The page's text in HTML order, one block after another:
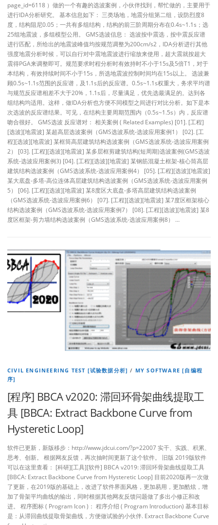
page_id=6118 ）做的一个有趣的选波案例，小伙伴找到，帮忙做的，主要用于
进行IDA分析研究。 基本信息如下： 三类场地，地震分组第二组，设防烈度8
度，结构阻尼0.05；一共有多组结构，结构的前三阶周期分布在0.4s~1.1s；选
25组地震波，多组模型公用。 GMS选波信息： 选波按中震选，按中震反应谱
进行匹配，所给出的地震波峰值均按规范调整为200cm/s2，IDA分析进行其他
强度地震分析时候，可以自行对中震地震波进行缩放来使用，超大震就按超大
震得PGA来调整即可。规范要求时程分析时有效持时不小于15s及5倍T1，对于
本结构，有效持续时间不小于15s，所选地震波控制时间均在15s以上。 选波兼
顾0.5s~1.1s范围的反应谱，及1.1s后的反应谱。0.5s~1.1s权重大，务求平均谱
与规范反应谱相差不大于20%，1.1s后，尽量满足，优先选最满足的。达到各
组结构均适用。这样，做IDA分析也方便不同模型之间进行对比分析。如下是本
次选波的反应谱结果。可见，在结构主要周期范围内（0.5s~1.5s）内，反应谱
吻合很好。 GMS选波 反应谱对： 相关案例 ( Related Examples) [01]. [工程]
[选波][地震波] 某超高层选波案例（GMS选波系统-选波应用案例1） [02]. [工
程][选波][地震波] 某框筒高层建筑结构选波案例（GMS选波系统-选波应用案例
2） [03]. [工程][选波][地震波] 某多层框剪建筑结构(短周期)选波案例(GMS选波
系统-选波应用案例3) [04]. [工程][选波][地震波] 某钢筋混凝土框架-核心筒高层
建筑结构选波案例（GMS选波系统-选波应用案例4） [05]. [工程][选波][地震波]
某大底盘-多塔-高位连体高层建筑结构选波案例（GMS选波系统-选波应用案例
5） [06]. [工程][选波][地震波] 某8度区大底盘-多塔高层建筑结构选波案例
（GMS选波系统-选波应用案例6） [07]. [工程][选波][地震波] 某7度区框架核心
结构选波案例（GMS选波系统-选波应用案例7） [08]. [工程][选波][地震波] 某8
度区框架-剪力墙结构选波案例（GMS选波系统-选波应用案例8） …
CIVIL ENGINEERING TEST [试验数据分析] / MY SOFTWARE [自编程
序]
[程序] BBCA v2020: 滞回环骨架曲线提取工
具 [BBCA: Extract Backbone Curve from
Hysteretic Loop]
软件已更新，新版移步：http://www.jdcui.com/?p=22007 实干、实践、积累、
思考、创新。 根据网友反馈，再次抽时间更新了这个软件。 旧版 2019版软件
可以在这里查看： [科研][工具][软件] BBCA v2019: 滞回环骨架曲线提取工具
[BBCA: Extract Backbone Curve from Hysteretic Loop] 目前2020版再一次做
了更新，在2019版的基础上，改进了软件界面风格，更加易用，更加酷炫，增
加了骨架平均曲线的输出，同时根据其他网友反馈问题做了多出小修正和改
进。 程序图标 ( Program Icon )： 程序介绍 ( Program Introduction) 基本目标
是：从滞回曲线提取骨架曲线，方便做试验的小伙伴. Extract Backbone Curve